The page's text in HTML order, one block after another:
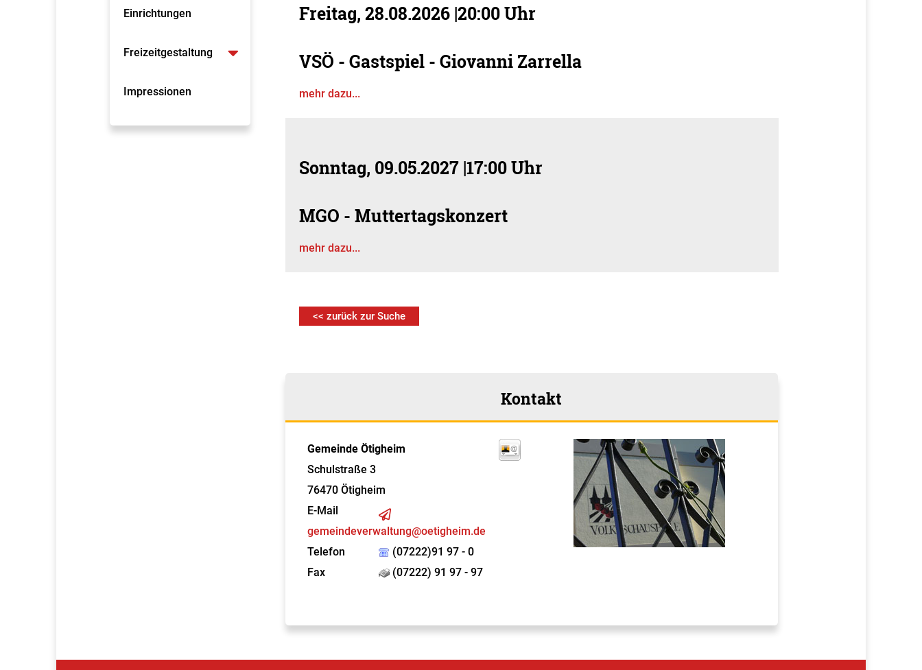
Einrichtungen
Freizeitgestaltung
Impressionen
Freitag, 28.08.2026 |20:00 Uhr
VSÖ - Gastspiel - Giovanni Zarrella
mehr dazu...
Sonntag, 09.05.2027 |17:00 Uhr
MGO - Muttertagskonzert
mehr dazu...
<< zurück zur Suche
Kontakt
Gemeinde Ötigheim
Schulstraße 3
76470 Ötigheim
E-Mail
gemeindeverwaltung@oetigheim.de
Telefon
(07222)91 97 - 0
Fax
(07222) 91 97 - 97